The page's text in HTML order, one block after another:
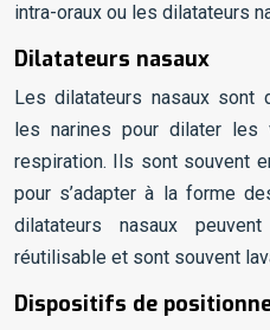
intra-oraux ou les dilatateurs
Dilatateurs nasaux
Les dilatateurs nasaux
les narines pour dilater
respiration. Ils sont souvent
pour s’adapter à la forme
dilatateurs nasaux
réutilisable et sont souvent
Dispositifs de